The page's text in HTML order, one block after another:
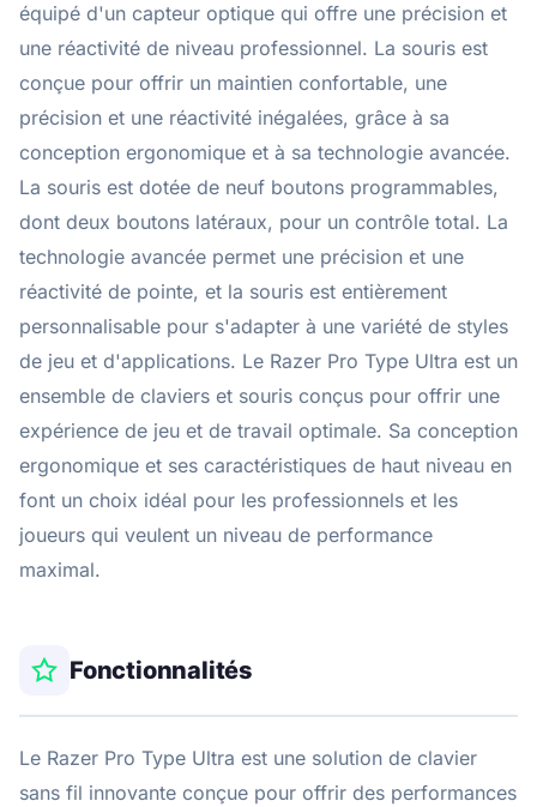
équipé d'un capteur optique qui offre une précision et
une réactivité de niveau professionnel. La souris est
conçue pour offrir un maintien confortable, une
précision et une réactivité inégalées, grâce à sa
conception ergonomique et à sa technologie avancée.
La souris est dotée de neuf boutons programmables,
dont deux boutons latéraux, pour un contrôle total. La
technologie avancée permet une précision et une
réactivité de pointe, et la souris est entièrement
personnalisable pour s'adapter à une variété de styles
de jeu et d'applications. Le Razer Pro Type Ultra est un
ensemble de claviers et souris conçus pour offrir une
expérience de jeu et de travail optimale. Sa conception
ergonomique et ses caractéristiques de haut niveau en
font un choix idéal pour les professionnels et les
joueurs qui veulent un niveau de performance
maximal.
Fonctionnalités
Le Razer Pro Type Ultra est une solution de clavier
sans fil innovante conçue pour offrir des performances